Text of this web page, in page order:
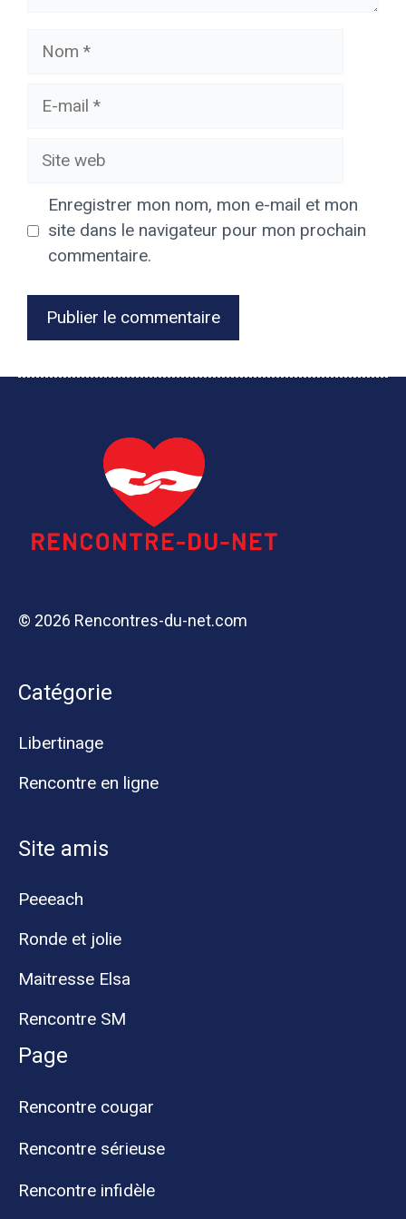
Nom
Site
Enregistrer mon nom, mon e-mail et mon
site dans le navigateur pour mon prochain
commentaire.
© 2026 Rencontres-du-net.com
Catégorie
Libertinage
Rencontre en ligne
Site amis
Peeeach
Ronde et jolie
Maitresse Elsa
Rencontre SM
Page
Rencontre cougar
Rencontre sérieuse
Rencontre infidèle